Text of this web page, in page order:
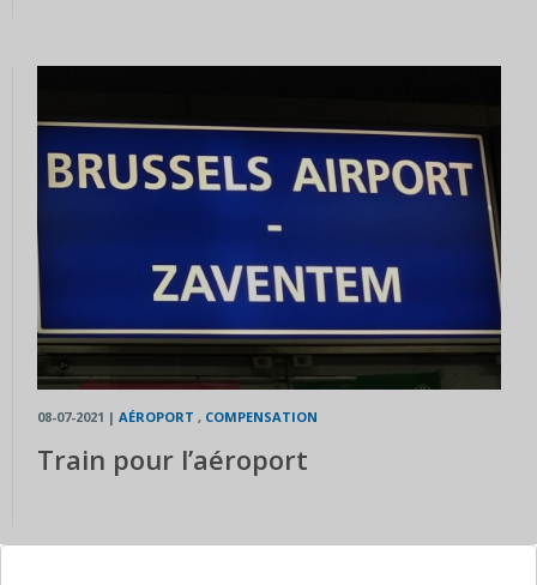
08-07-2021 | AÉROPORT , COMPENSATION
Train pour l’aéroport